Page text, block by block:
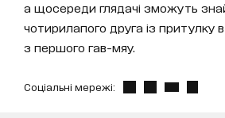
а щосереди глядачі зможуть
чотирилапого друга із притулку
з першого гав-мяу.
Соціальні мережі: